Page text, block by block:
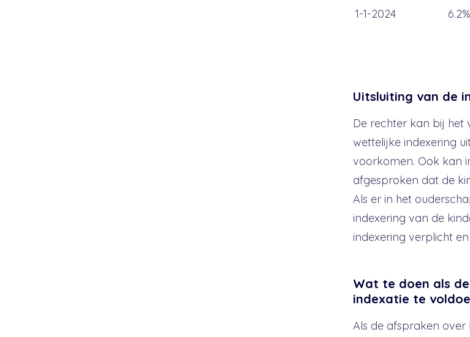
1-1-2024
6.2%
Uitsluiting van de
De rechter kan bij het
wettelijke indexering
voorkomen. Ook kan
afgesproken dat de
Als er in het
indexering van de
indexering verplicht
Wat te doen als
indexatie te
Als de afspraken over